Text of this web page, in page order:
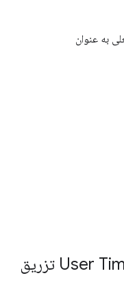
به عنوان
داده های خود را با User Timings API تزریق